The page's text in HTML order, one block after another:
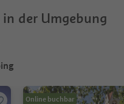
der Umgebung
Online buchbar